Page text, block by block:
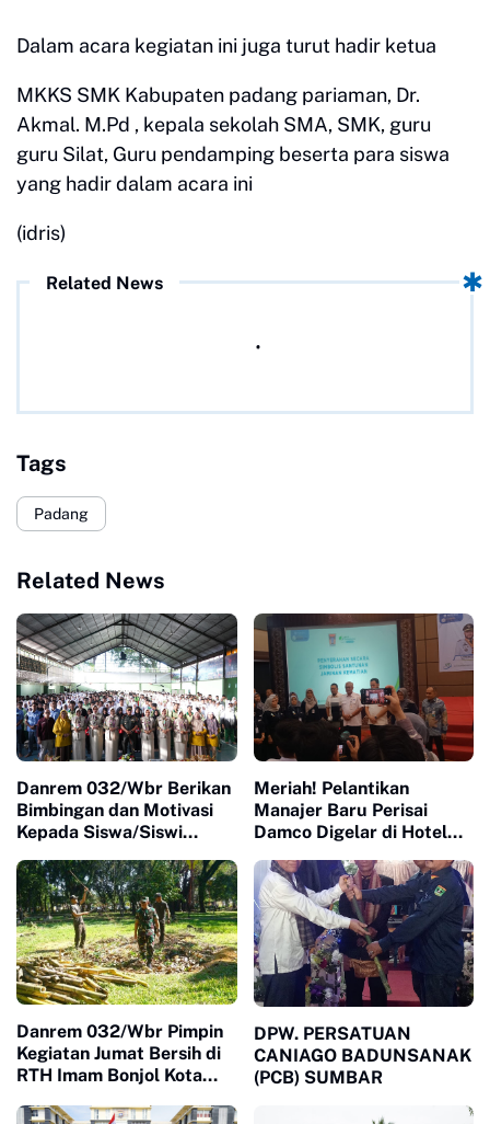
Dalam acara kegiatan ini juga turut hadir ketua
MKKS SMK Kabupaten padang pariaman, Dr.
Akmal. M.Pd , kepala sekolah SMA, SMK, guru
guru Silat, Guru pendamping beserta para siswa
yang hadir dalam acara ini
(idris)
Related News
Tags
Padang
Related News
Danrem 032/Wbr Berikan
Bimbingan dan Motivasi
Kepada Siswa/Siswi
Meriah! Pelantikan
Manajer Baru Perisai
Damco Digelar di Hotel
Sepeda Listrik hingga
Tablet Ramaikan Acara
Danrem 032/Wbr Pimpin
Kegiatan Jumat Bersih di
RTH Imam Bonjol Kota
DPW. PERSATUAN
CANIAGO BADUNSANAK
(PCB) SUMBAR